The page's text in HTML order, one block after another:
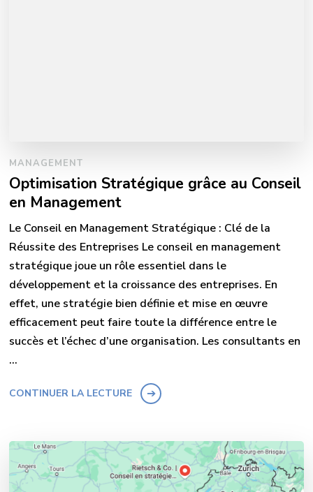
MANAGEMENT
Optimisation Stratégique grâce au Conseil
en Management
Le Conseil en Management Stratégique : Clé de la
Réussite des Entreprises Le conseil en management
stratégique joue un rôle essentiel dans le
développement et la croissance des entreprises. En
effet, une stratégie bien définie et mise en œuvre
efficacement peut faire toute la différence entre le
succès et l’échec d’une organisation. Les consultants en
…
CONTINUER LA LECTURE